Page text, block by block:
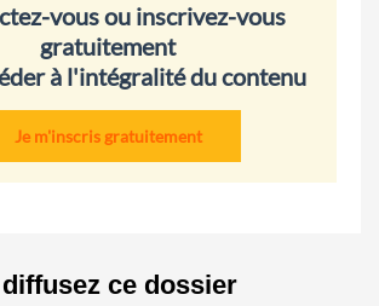
vous ou inscrivez-vous
gratuitement
à l'intégralité du contenu
Je m'inscris gratuitement
ce dossier